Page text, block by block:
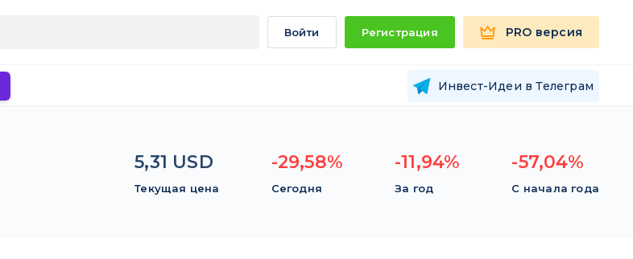
Войти Регистрация PRO версия
Инвест-Идеи в Телеграм
5,31 USD
Текущая цена
-29,58%
Сегодня
-11,94%
За год
-57,04%
С начала года